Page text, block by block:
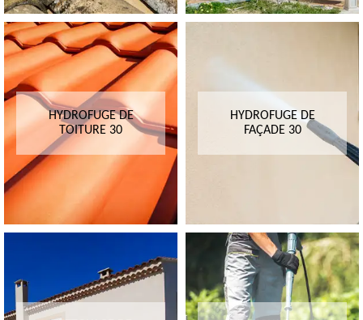
HYDROFUGE DE
TOITURE 30
HYDROFUGE DE
FAÇADE 30